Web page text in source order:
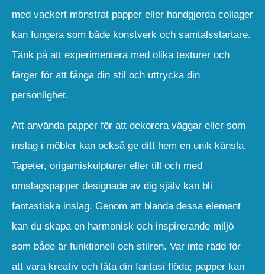
med vackert mönstrat papper eller handgjorda collager
kan fungera som både konstverk och samtalsstartare.
Tänk på att experimentera med olika texturer och
färger för att fånga din stil och uttrycka din
personlighet.
Att använda papper för att dekorera väggar eller som
inslag i möbler kan också ge ditt hem en unik känsla.
Tapeter, origamiskulpturer eller till och med
omslagspapper designade av dig själv kan bli
fantastiska inslag. Genom att blanda dessa element
kan du skapa en harmonisk och inspirerande miljö
som både är funktionell och stilren. Var inte rädd för
att vara kreativ och låta din fantasi flöda; papper kan